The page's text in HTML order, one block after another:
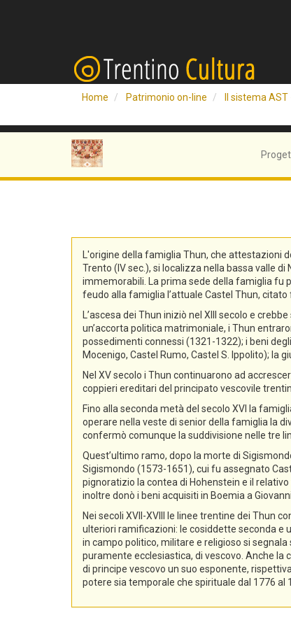
Home Patrimonio on-line Il sistema
L'origine della famiglia Thun, che attestazioni
Trento (IV sec.), si localizza nella bassa valle
immemorabili. La prima sede della famiglia fu
feudo alla famiglia l’attuale Castel Thun, citato
L’ascesa dei Thun iniziò nel XIII secolo e
un’accorta politica matrimoniale, i Thun
possedimenti connessi (1321-1322); i beni
Mocenigo, Castel Rumo, Castel S. Ippolito); la
Nel XV secolo i Thun continuarono ad
coppieri ereditari del principato vescovile
Fino alla seconda metà del secolo XVI la
operare nella veste di senior della famiglia la
confermò comunque la suddivisione nelle tre
Quest’ultimo ramo, dopo la morte di
Sigismondo (1573-1651), cui fu assegnato
pignoratizio la contea di Hohenstein e il
inoltre donò i beni acquisiti in Boemia a
Nei secoli XVII-XVIII le linee trentine dei Thun
ulteriori ramificazioni: le cosiddette seconda e
in campo politico, militare e religioso si
puramente ecclesiastica, di vescovo. Anche la
di principe vescovo un suo esponente,
potere sia temporale che spirituale dal 1776 al